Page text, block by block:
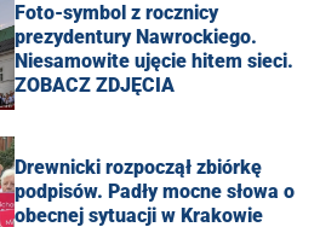
Foto-symbol z rocznicy
prezydentury Nawrockiego.
Niesamowite ujęcie hitem sieci.
ZOBACZ ZDJĘCIA
Drewnicki rozpoczął zbiórkę
podpisów. Padły mocne słowa o
obecnej sytuacji w Krakowie